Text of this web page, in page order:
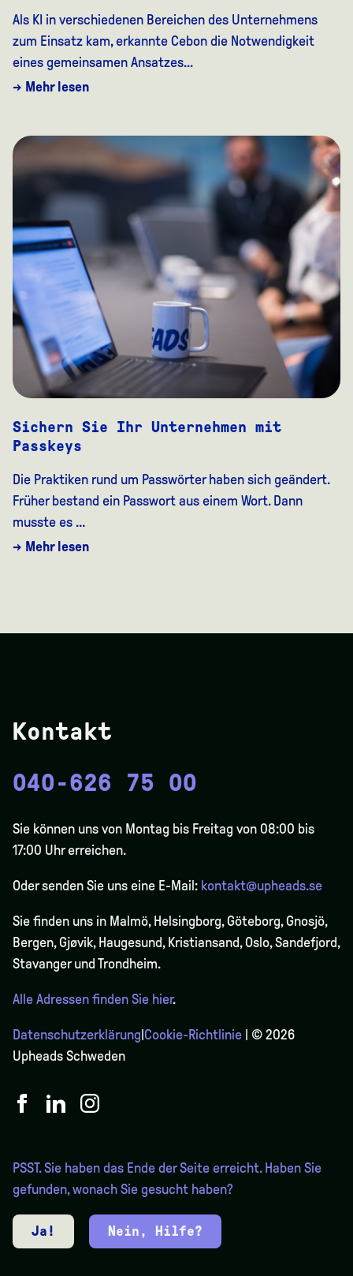
Als KI in verschiedenen Bereichen des Unternehmens
zum Einsatz kam, erkannte Cebon die Notwendigkeit
eines gemeinsamen Ansatzes...
→ Mehr lesen
Sichern Sie Ihr Unternehmen mit
Passkeys
Die Praktiken rund um Passwörter haben sich geändert.
Früher bestand ein Passwort aus einem Wort. Dann
musste es …
→ Mehr lesen
Kontakt
040-626 75 00
Sie können uns von Montag bis Freitag von 08:00 bis
17:00 Uhr erreichen.
Oder senden Sie uns eine E-Mail: kontakt@upheads.se
Sie finden uns in Malmö, Helsingborg, Göteborg, Gnosjö,
Bergen,Gjøvik, Haugesund, Kristiansand, Oslo, Sandefjord,
Stavanger und Trondheim.
Alle Adressen finden Sie hier.
Datenschutzerklärung Cookie-Richtlinie | © 2026
Upheads Schweden
PSST. Sie haben das Ende der Seite erreicht. Haben Sie
gefunden, wonach Sie gesucht haben?
Ja! Nein, Hilfe?